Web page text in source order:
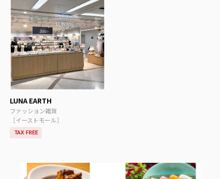
LUNA EARTH
ファッション雑貨
［イーストモール］
TAX FREE